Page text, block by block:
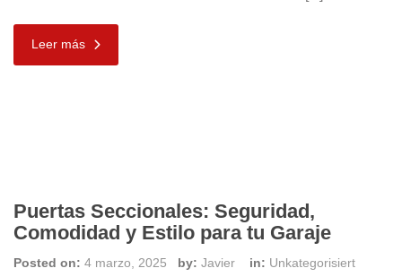
Leer más
Puertas Seccionales: Seguridad,
Comodidad y Estilo para tu Garaje
Posted on: 4 marzo, 2025 by: Javier in: Unkategorisiert